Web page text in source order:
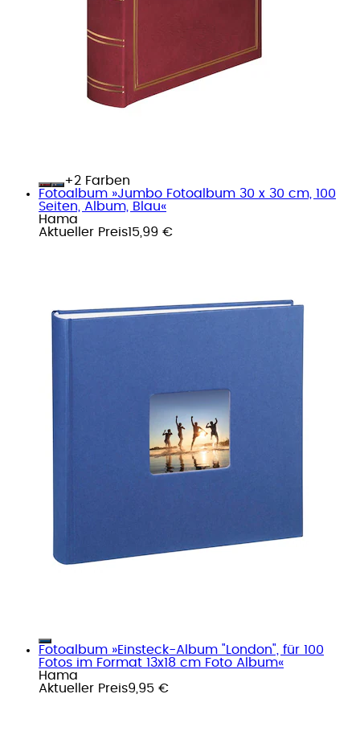
+
Farben
Fotoalbum »Jumbo Fotoalbum 30 x 30 cm, 100
Seiten, Album, Blau«
Hama
Aktueller Preis15,99 €
Fotoalbum »Einsteck-Album "London", für 100
Fotos im Format 13x18 cm Foto Album«
Hama
Aktueller Preis9,95 €